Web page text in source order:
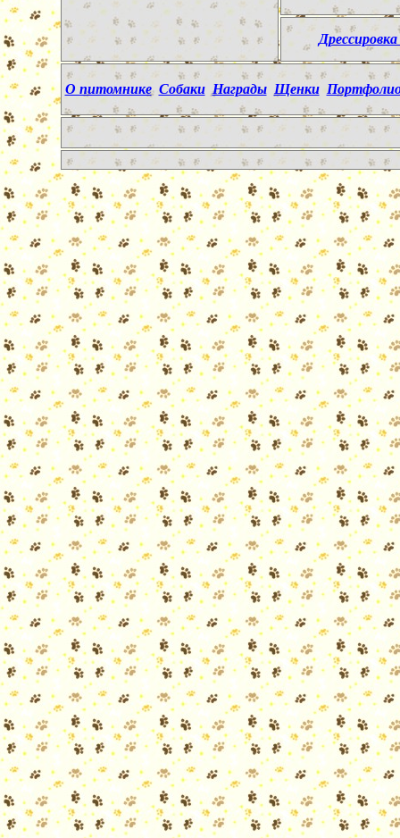
О питомнике Собаки Награды Щенки